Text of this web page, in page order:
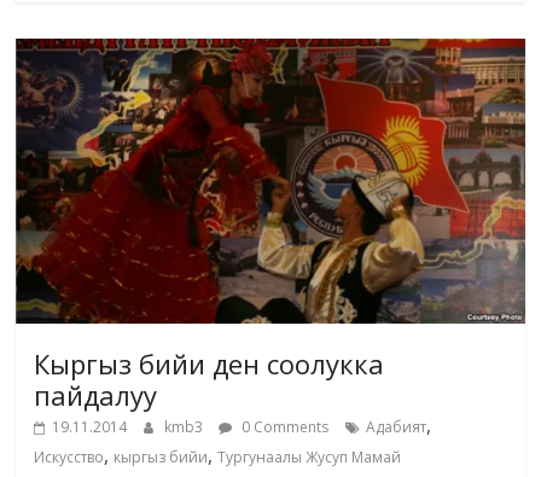
Кыргыз бийи ден соолукка
пайдалуу
19.11.2014 kmb3 0 Comments Адабият,
Искусство, кыргыз бийи,Тургунаалы Жусуп Мамай